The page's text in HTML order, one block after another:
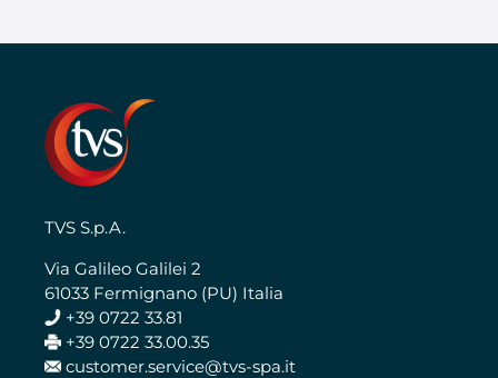
TVS S.p.A.
Via Galileo Galilei 2
61033 Fermignano (PU) Italia
+39 0722 33.81
+39 0722 33.00.35
customer.service@tvs-spa.it